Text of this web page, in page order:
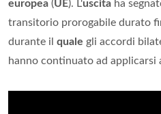
europea (UE). L'uscita ha
transitorio prorogabile durato
durante il quale gli accordi
hanno continuato ad applicarsi